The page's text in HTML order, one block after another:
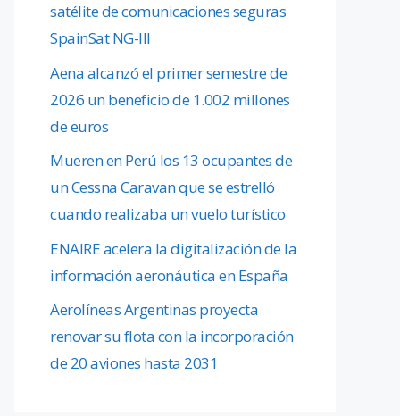
satélite de comunicaciones seguras
SpainSat NG-III
Aena alcanzó el primer semestre de
2026 un beneficio de 1.002 millones
de euros
Mueren en Perú los 13 ocupantes de
un Cessna Caravan que se estrelló
cuando realizaba un vuelo turístico
ENAIRE acelera la digitalización de la
información aeronáutica en España
Aerolíneas Argentinas proyecta
renovar su flota con la incorporación
de 20 aviones hasta 2031